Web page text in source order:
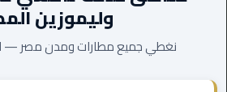
وليموزين
نغطي جميع مطارات ومدن مصر —